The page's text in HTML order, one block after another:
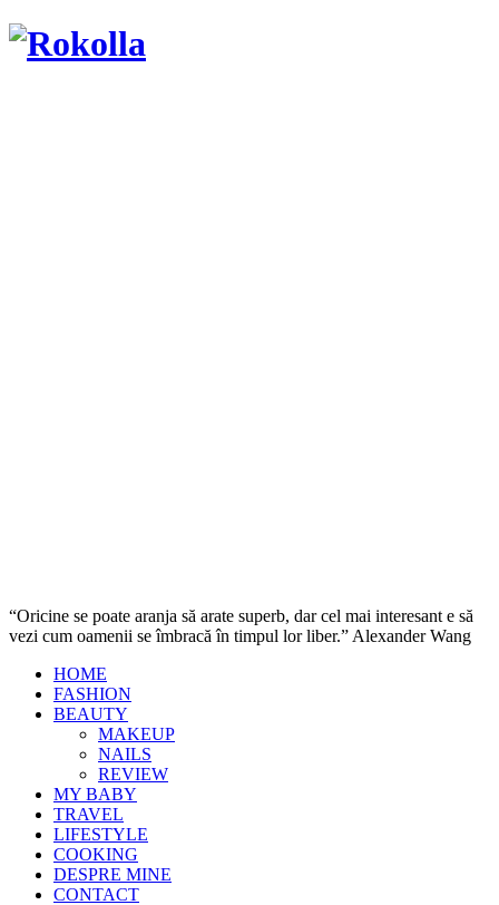
“Oricine se poate aranja să arate superb, dar cel mai interesant e să
vezi cum oamenii se îmbracă în timpul lor liber.” Alexander Wang
HOME
FASHION
BEAUTY
MAKEUP
NAILS
REVIEW
MY BABY
TRAVEL
LIFESTYLE
COOKING
DESPRE MINE
CONTACT